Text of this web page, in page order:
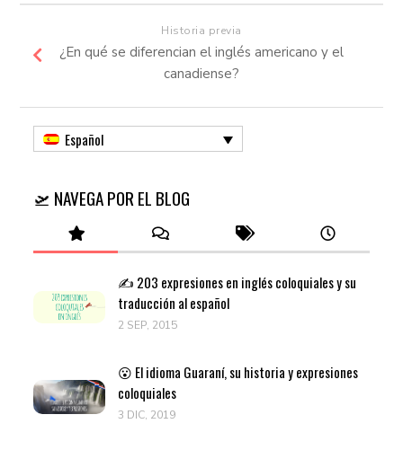
Historia previa
¿En qué se diferencian el inglés americano y el
canadiense?
Español
🛫 NAVEGA POR EL BLOG
✍️ 203 expresiones en inglés coloquiales y su
traducción al español
2 SEP, 2015
😮 El idioma Guaraní, su historia y expresiones
coloquiales
3 DIC, 2019